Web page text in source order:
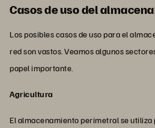
Casos de uso del
Los posibles casos de uso para el
red son vastos. Veamos algunos
papel importante.
Agricultura
El almacenamiento perimetral se utiliza